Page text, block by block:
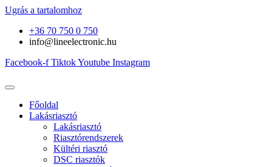
Ugrás a tartalomhoz
+36 70 750 0 750
info@lineelectronic.hu
Facebook-f TiktokYoutube Instagram
Főoldal
Lakásriasztó
Lakásriasztó
Riasztórendszerek
Kültéri riasztó
DSC riasztók